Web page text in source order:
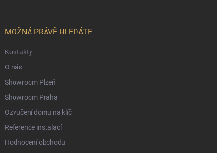
MOŽNÁ PRÁVĚ HLEDÁTE
Kontakty
O nás
Showroom Plzeň
Showroom Praha
Ozvučení domu na klíč
Reference instalací
Hodnocení obchodu